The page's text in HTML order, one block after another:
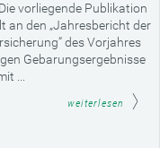
vorliegende Publikation
an den „Jahresbericht der
des Vorjahres
Gebarungsergebnisse
...
weiterlesen